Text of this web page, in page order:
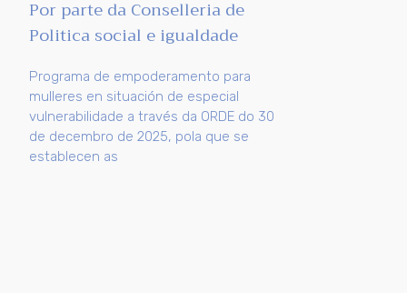
Por parte da Conselleria de
Politica social e igualdade
Programa de empoderamento para
mulleres en situación de especial
vulnerabilidade a través da ORDE do 30
de decembro de 2025, pola que se
establecen as